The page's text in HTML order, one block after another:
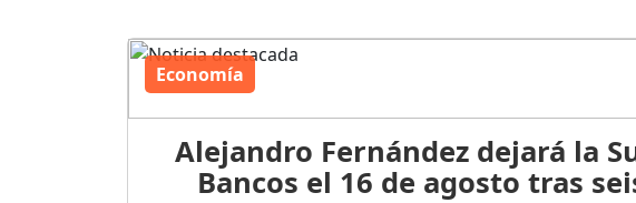
Economía
Alejandro Fernández dejará la
Bancos el 16 de agosto tras